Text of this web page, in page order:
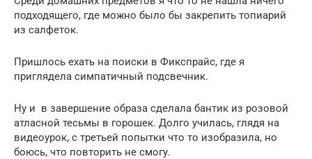
подходящего, где можно было бы закрепить топиарий
из салфеток.
Пришлось ехать на поиски в Фикспрайс, где я
приглядела симпатичный подсвечник.
Ну и в завершение образа сделала бантик из розовой
атласной тесьмы в горошек. Долго училась, глядя на
видеоурок, с третьей попытки что то изобразила, но
боюсь, что повторить не смогу.